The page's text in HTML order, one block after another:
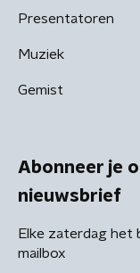
Presentatoren
Muziek
Gemist
Abonneer je
nieuwsbrief
Elke zaterdag het
mailbox